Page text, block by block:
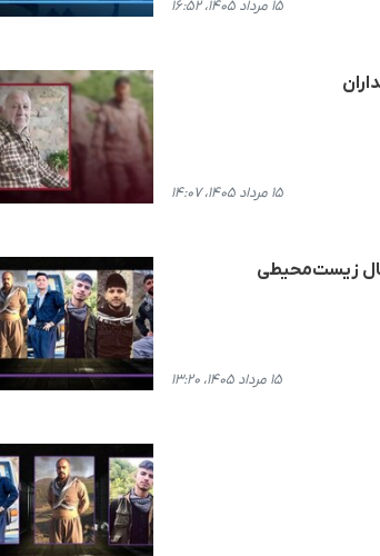
۱۵ مرداد ۱۴۰۵، ۱۶:۵۲
۱۵ مرداد ۱۴۰۵، ۱۴:۰۷
زیست‌محیطی
۱۵ مرداد ۱۴۰۵، ۱۳:۲۰